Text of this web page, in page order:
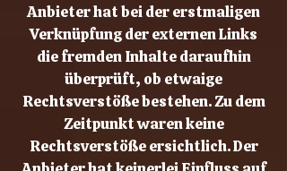
Anbieter hat bei der erstmaligen
Verknüpfung der externen Links
die fremden Inhalte daraufhin
überprüft, ob etwaige
Rechtsverstöße bestehen. Zu dem
Zeitpunkt waren keine
Rechtsverstöße ersichtlich. Der